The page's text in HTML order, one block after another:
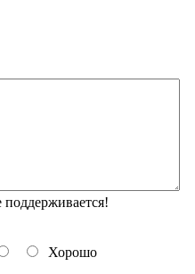
Хорошо